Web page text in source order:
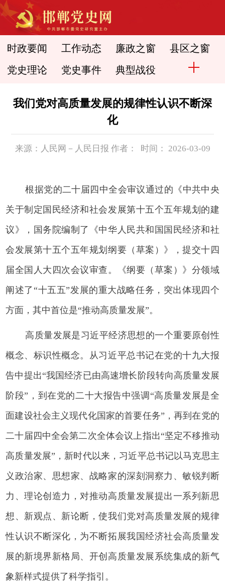
时政要闻 工作动态 廉政之窗 县区之窗
党史理论 党史事件 典型战役
我们党对高质量发展的规律性认识不断深
化
来源：人民网－人民日报 作者： 时间： 2026-03-09
根据党的二十届四中全会审议通过的《中共中央
关于制定国民经济和社会发展第十五个五年规划的建
议》，国务院编制了《中华人民共和国国民经济和社
会发展第十五个五年规划纲要（草案）》，提交十四
届全国人大四次会议审查。《纲要（草案）》分领域
阐述了“十五五”发展的重大战略任务，突出体现四个
方面，其中首位是“推动高质量发展”。
高质量发展是习近平经济思想的一个重要原创性
概念、标识性概念。从习近平总书记在党的十九大报
告中提出“我国经济已由高速增长阶段转向高质量发展
阶段”，到在党的二十大报告中强调“高质量发展是全
面建设社会主义现代化国家的首要任务”，再到在党的
二十届四中全会第二次全体会议上指出“坚定不移推动
高质量发展”，新时代以来，习近平总书记以马克思主
义政治家、思想家、战略家的深刻洞察力、敏锐判断
力、理论创造力，对推动高质量发展提出一系列新思
想、新观点、新论断，使我们党对高质量发展的规律
性认识不断深化，为不断拓展我国经济社会高质量发
展的新境界新格局、开创高质量发展系统集成的新气
象新样式提供了科学指引。